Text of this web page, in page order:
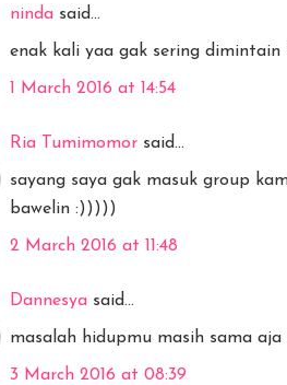
ninda said...
enak kali yaa gak sering
1 March 2016 at 14:54
Ria Tumimomor said...
sayang saya gak masuk group
bawelin :)))))
2 March 2016 at 11:48
Dannesya said...
masalah hidupmu masih sama
3 March 2016 at 08:39